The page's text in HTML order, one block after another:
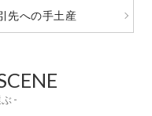
先への手土産
-